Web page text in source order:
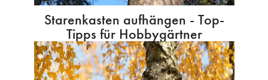
Starenkasten aufhängen - Top-
Tipps für Hobbygärtner